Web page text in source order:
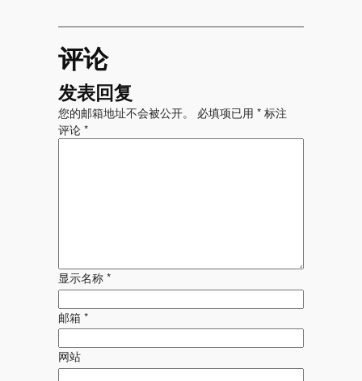
评论
发表回复
您的邮箱地址不会被公开。 必填项已用 *标注
评论 *
显示名称 *
邮箱 *
网站